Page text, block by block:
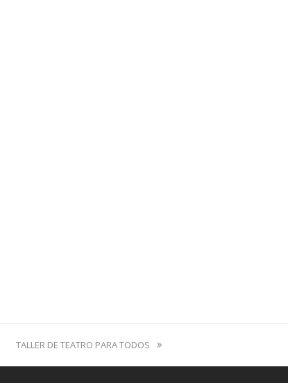
next
TALLER DE TEATRO PARA TODOS